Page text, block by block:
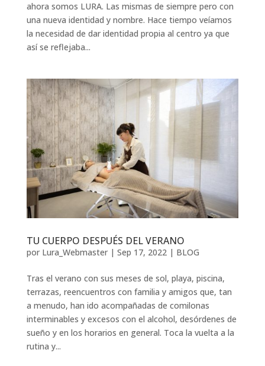
ahora somos LURA. Las mismas de siempre pero con
una nueva identidad y nombre. Hace tiempo veíamos
la necesidad de dar identidad propia al centro ya que
así se reflejaba...
TU CUERPO DESPUÉS DEL VERANO
por Lura_Webmaster| Sep 17, 2022| BLOG
Tras el verano con sus meses de sol, playa, piscina,
terrazas, reencuentros con familia y amigos que, tan
a menudo, han ido acompañadas de comilonas
interminables y excesos con el alcohol, desórdenes de
sueño y en los horarios en general. Toca la vuelta a la
rutina y...